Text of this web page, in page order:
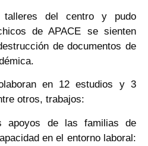
del centro y pudo
de APACE se sienten
de documentos de
en 12 estudios y 3
otros, trabajos:
apoyos de las familias de
en el entorno laboral: